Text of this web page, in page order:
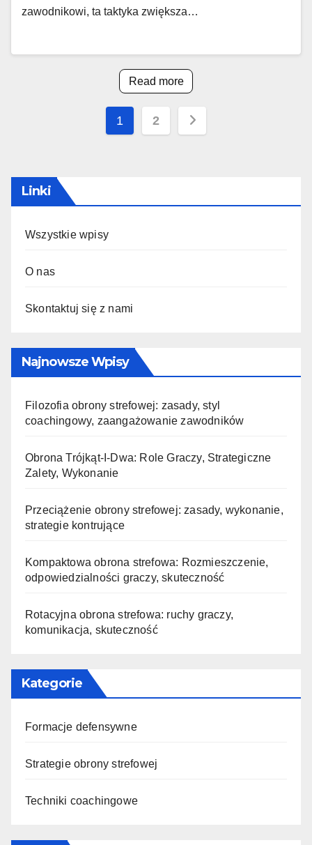
zawodnikowi, ta taktyka zwiększa…
Read more
Posts
1 2
Linki
Wszystkie wpisy
O nas
Skontaktuj się z nami
Najnowsze Wpisy
Filozofia obrony strefowej: zasady, styl
coachingowy, zaangażowanie zawodników
Obrona Trójkąt-I-Dwa: Role Graczy, Strategiczne
Zalety, Wykonanie
Przeciążenie obrony strefowej: zasady, wykonanie,
strategie kontrujące
Kompaktowa obrona strefowa: Rozmieszczenie,
odpowiedzialności graczy, skuteczność
Rotacyjna obrona strefowa: ruchy graczy,
komunikacja, skuteczność
Kategorie
Formacje defensywne
Strategie obrony strefowej
Techniki coachingowe